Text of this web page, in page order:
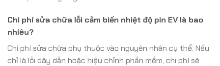
Chi phí sửa chữa lỗi cảm biến nhiệt độ pin EV là bao
nhiêu?
Chi phí sửa chữa phụ thuộc vào nguyên nhân cụ thể. Nếu
chỉ là lỗi dây dẫn hoặc hiệu chỉnh phần mềm, chi phí sẽ